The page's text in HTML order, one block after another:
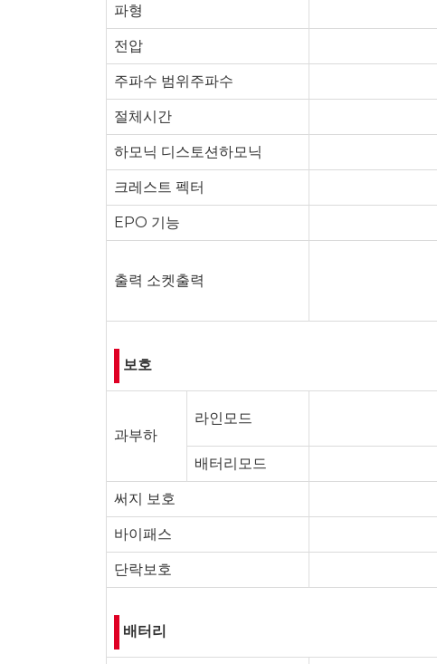
파형
전압
주파수 범위주파수
절체시간
하모닉 디스토션하모닉
크레스트 펙터
EPO 기능
출력 소켓출력
보호
과부하
라인모드
배터리모드
써지 보호
바이패스
단락보호
배터리